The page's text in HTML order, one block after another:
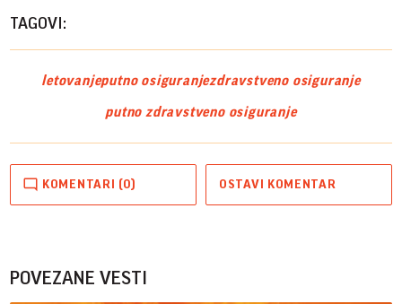
TAGOVI:
letovanjeputno osiguranjezdravstveno osiguranje
putno zdravstveno osiguranje
KOMENTARI (0) OSTAVI KOMENTAR
POVEZANE VESTI